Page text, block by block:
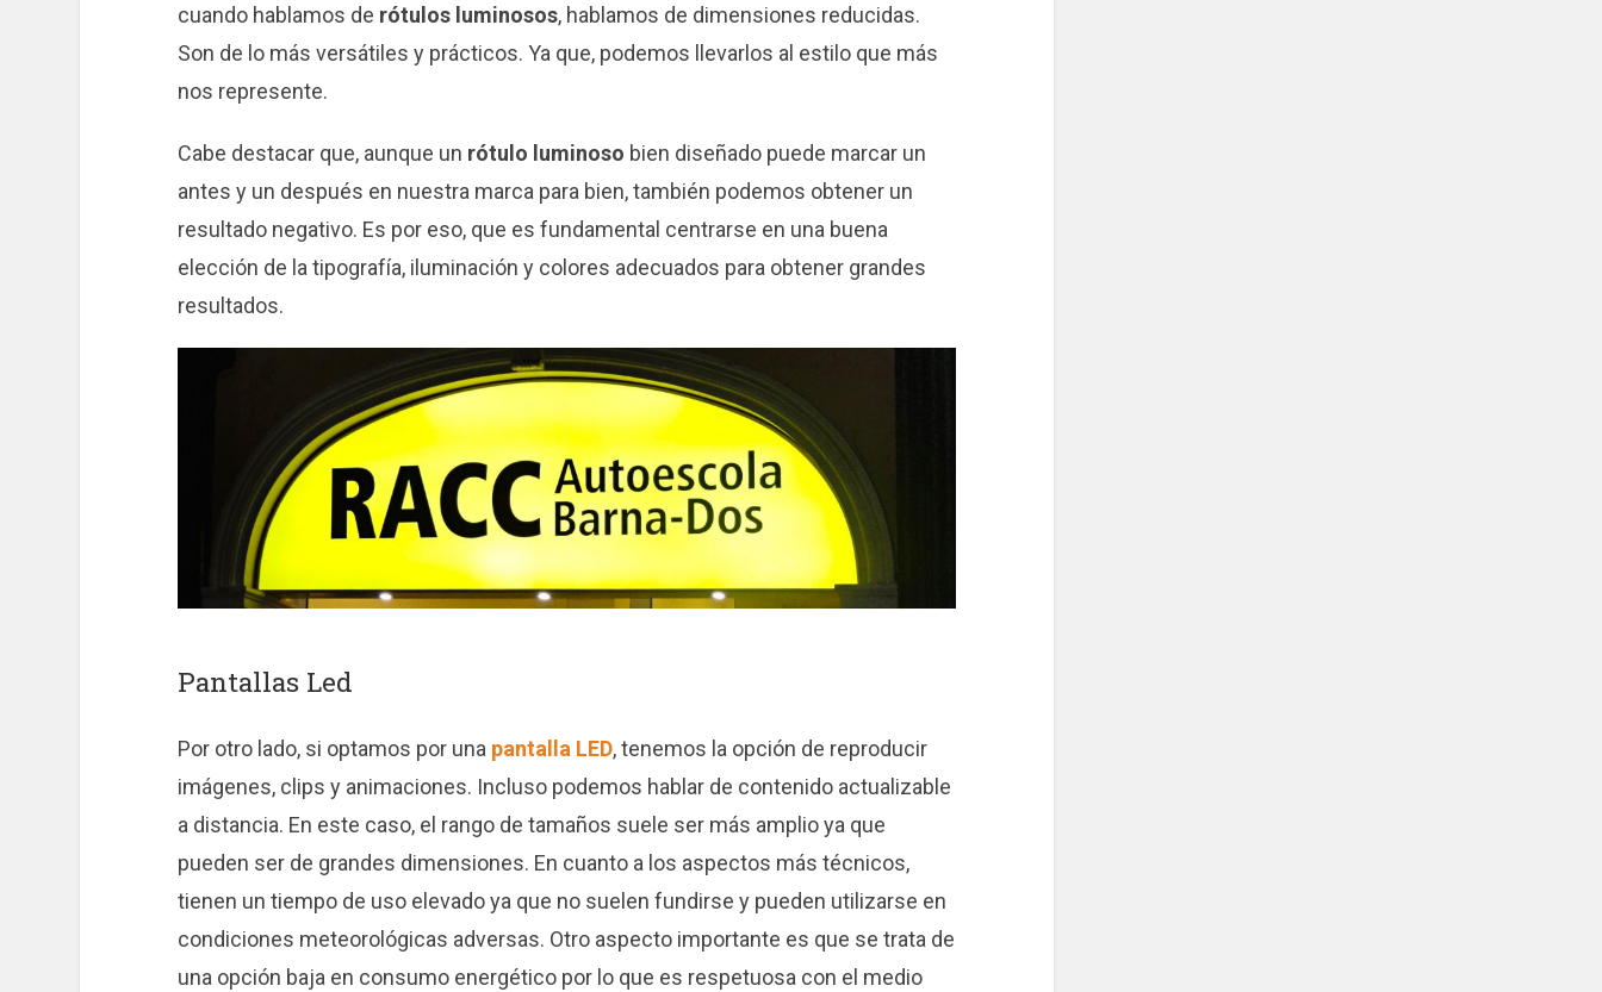
cuando hablamos de rótulos luminosos, hablamos de dimensiones reducidas.
Son de lo más versátiles y prácticos. Ya que, podemos llevarlos al estilo que más
nos represente.
Cabe destacar que, aunque un rótulo luminoso bien diseñado puede marcar un
antes y un después en nuestra marca para bien, también podemos obtener un
resultado negativo. Es por eso, que es fundamental centrarse en una buena
elección de la tipografía, iluminación y colores adecuados para obtener grandes
resultados.
Pantallas Led
Por otro lado, si optamos por una pantalla LED, tenemos la opción de reproducir
imágenes, clips y animaciones. Incluso podemos hablar de contenido actualizable
a distancia. En este caso, el rango de tamaños suele ser más amplio ya que
pueden ser de grandes dimensiones. En cuanto a los aspectos más técnicos,
tienen un tiempo de uso elevado ya que no suelen fundirse y pueden utilizarse en
condiciones meteorológicas adversas. Otro aspecto importante es que se trata de
una opción baja en consumo energético por lo que es respetuosa con el medio